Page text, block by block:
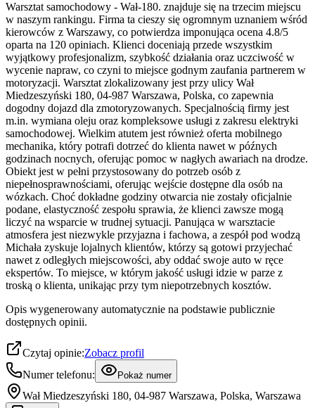
Warsztat samochodowy - Wał-180. znajduje się na trzecim miejscu
w naszym rankingu. Firma ta cieszy się ogromnym uznaniem wśród
kierowców z Warszawy, co potwierdza imponująca ocena 4.8/5
oparta na 120 opiniach. Klienci doceniają przede wszystkim
wyjątkowy profesjonalizm, szybkość działania oraz uczciwość w
wycenie napraw, co czyni to miejsce godnym zaufania partnerem w
motoryzacji. Warsztat zlokalizowany jest przy ulicy Wał
Miedzeszyński 180, 04-987 Warszawa, Polska, co zapewnia
dogodny dojazd dla zmotoryzowanych. Specjalnością firmy jest
m.in. wymiana oleju oraz kompleksowe usługi z zakresu elektryki
samochodowej. Wielkim atutem jest również oferta mobilnego
mechanika, który potrafi dotrzeć do klienta nawet w późnych
godzinach nocnych, oferując pomoc w nagłych awariach na drodze.
Obiekt jest w pełni przystosowany do potrzeb osób z
niepełnosprawnościami, oferując wejście dostępne dla osób na
wózkach. Choć dokładne godziny otwarcia nie zostały oficjalnie
podane, elastyczność zespołu sprawia, że klienci zawsze mogą
liczyć na wsparcie w trudnej sytuacji. Panująca w warsztacie
atmosfera jest niezwykle przyjazna i fachowa, a zespół pod wodzą
Michała zyskuje lojalnych klientów, którzy są gotowi przyjechać
nawet z odległych miejscowości, aby oddać swoje auto w ręce
ekspertów. To miejsce, w którym jakość usługi idzie w parze z
troską o klienta, unikając przy tym niepotrzebnych kosztów.
Opis wygenerowany automatycznie na podstawie publicznie
dostępnych opinii.
Czytaj opinie:Zobacz profil
Numer telefonu:
Pokaż numer
Wał Miedzeszyński 180, 04-987 Warszawa, Polska, Warszawa